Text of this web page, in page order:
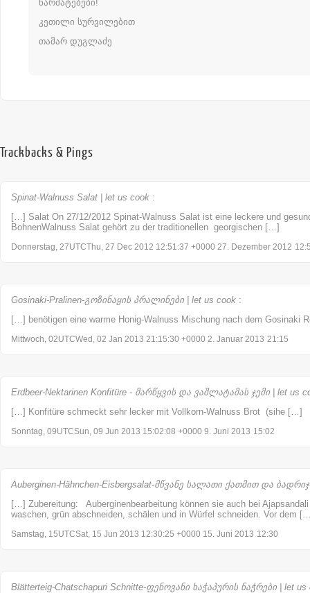
წარმატებები!
კეთილი სურვილებით
თამარ დუგლაძე
Trackbacks & Pings
Spinat-Walnuss Salat | let us cook :
[…] Salat On 27/12/2012 Spinat-Walnuss Salat ist eine leckere und
BohnenWalnuss Salat gehört zu der traditionellen georgischen […]
Donnerstag, 27UTCThu, 27 Dec 2012 12:51:37 +0000 27. Dezember 2012
Gosinaki-Pralinen-გოზინაყის პრალინები | let us cook :
[…] benötigen eine warme Honig-Walnuss Mischung nach dem Gosinaki
Mittwoch, 02UTCWed, 02 Jan 2013 21:15:30 +0000 2. Januar 2013 21:15
Erdbeer-Nektarinen Konfitüre - მარწყვის და ვაშლატამას ჯემი | let us
[…] Konfitüre schmeckt sehr lecker mit Vollkorn-Walnuss Brot (sihe […]
Sonntag, 09UTCSun, 09 Jun 2013 15:02:08 +0000 9. Juni 2013 15:02
Auberginen-Hähnchen-Eisbergsalat-მწვანე სალათი ქათმით და
[…] Zubereitung: Auberginenbearbeitung können sie auch bei
waschen, grün abschneiden, schälen und in Würfel schneiden. Vor dem
Samstag, 15UTCSat, 15 Jun 2013 12:30:25 +0000 15. Juni 2013 12:30
Blätterteig-Chatschapuri Schnitte-ფენოვანი ხაჭაპურის ნაჭრები | let us